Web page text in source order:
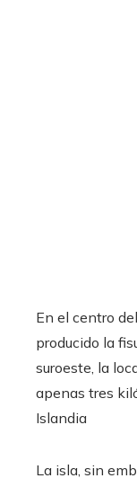
En el centro
producido la
suroeste, la
apenas tres
Islandia
La isla, sin